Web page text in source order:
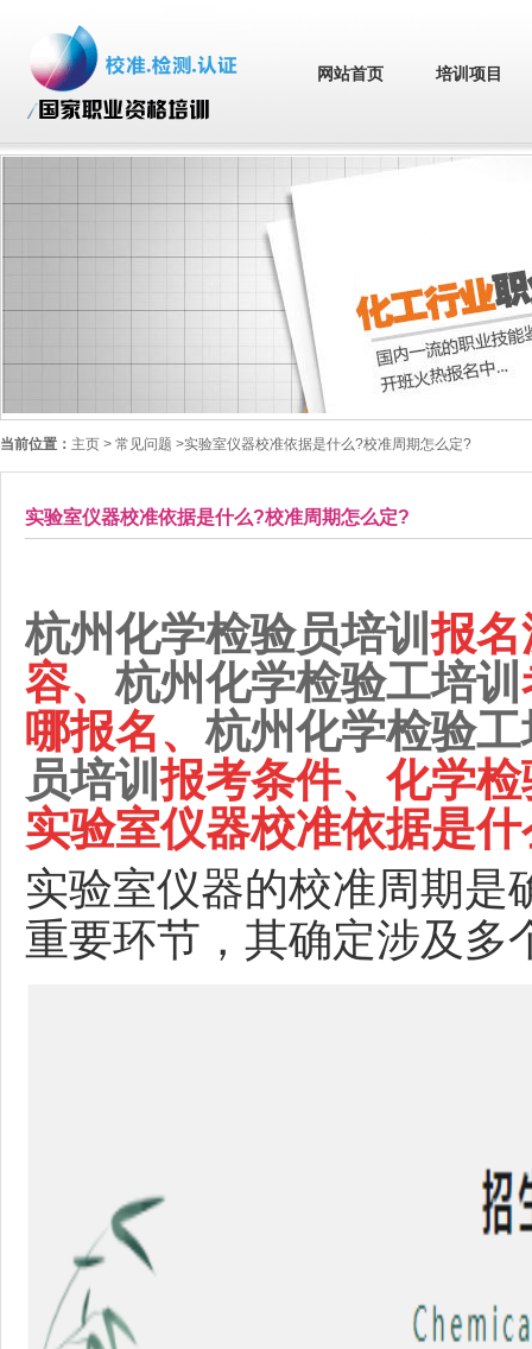
网站首页 培训项目
当前位置： 主页 > 常见问题 >实验室仪器校准依据是什么?校准周期怎么定?
实验室仪器校准依据是什么?校准周期怎么定?
杭州化学检验员培训报
容、杭州化学检验工培训
哪报名、杭州化学检验
员培训报考条件、化学
实验室仪器校准依据是什
实验室仪器的校准周期是
重要环节，其确定涉及多